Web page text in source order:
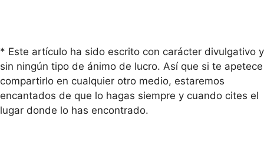
* Este artículo ha sido escrito con carácter divulgativo y
sin ningún tipo de ánimo de lucro. Así que si te apetece
compartirlo en cualquier otro medio, estaremos
encantados de que lo hagas siempre y cuando cites el
lugar donde lo has encontrado.